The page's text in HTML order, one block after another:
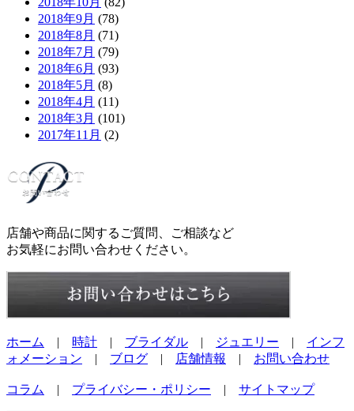
2018年9月 (78)
2018年8月 (71)
2018年7月 (79)
2018年6月 (93)
2018年5月 (8)
2018年4月 (11)
2018年3月 (101)
2017年11月 (2)
店舗や商品に関するご質問、ご相談など
お気軽にお問い合わせください。
ホーム | 時計 | ブライダル | ジュエリー | インフ
ォメーション | ブログ | 店舗情報 | お問い合わせ
コラム | プライバシー・ポリシー | サイトマップ